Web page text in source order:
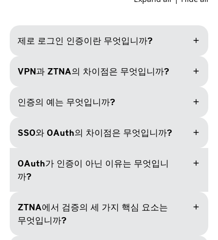
제로 로그인 인증이란 무엇입니까? add
VPN과 ZTNA의 차이점은 무엇입니까? add
인증의 예는 무엇입니까? add
SSO와 OAuth의 차이점은 무엇입니까? add
OAuth가 인증이 아닌 이유는 무엇입니
까?
add
ZTNA에서 검증의 세 가지 핵심 요소는
무엇입니까?
add